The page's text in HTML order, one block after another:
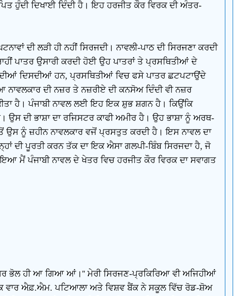
ਹੁੰਦੀ ਦਿਖਾਈ ਦਿੰਦੀ ਹੈ। ਇਹ ਹਰਜੀਤ ਕੌਰ ਵਿਰਕ ਦੀ ਅੰਤਰ-
ਦੀ ਲੜੀ ਹੀ ਨਹੀਂ ਸਿਰਜਦੀ। ਨਾਵਲੀ-ਪਾਠ ਦੀ ਸਿਰਜਣਾ ਕਰਦੀ
ਪਾਤਰ ਉਸਾਰੀ ਕਰਦੀ ਹੋਈ ਉਹ ਪਾਤਰਾਂ ਤੇ ਪ੍ਰਸਥਿਤੀਆਂ ਦੇ
ਦਿਸਦੀਆਂ ਹਨ, ਪ੍ਰਸਥਿਤੀਆਂ ਵਿਚ ਫਸੇ ਪਾਤਰ ਛਟਪਟਾਉਂਦੇ
ਦੀ ਨਜ਼ਰ ਤੇ ਨਜ਼ਰੀਏ ਦੀ ਕਨਸੋਅ ਦਿੰਦੀ ਵੀ ਨਜ਼ਰ
ਹੈ। ਪੰਜਾਬੀ ਨਾਵਲ ਲਈ ਇਹ ਇਕ ਸ਼ੁਭ ਸ਼ਗਨ ਹੈ। ਕਿਉਂਕਿ
ਦੀ ਭਾਸ਼ਾ ਦਾ ਰਜਿਸਟਰ ਕਾਫੀ ਅਮੀਰ ਹੈ। ਉਹ ਭਾਸ਼ਾ ਨੂੰ ਅਰਥ-
ਨੂੰ ਜ਼ਹੀਨ ਨਾਵਲਕਾਰ ਵਜੋਂ ਪ੍ਰਸਤੁਤ ਕਰਦੀ ਹੈ। ਇਸ ਨਾਵਲ ਦਾ
ਦੀ ਪੂਰਤੀ ਕਰਨ ਤੱਕ ਦਾ ਇਕ ਐਸਾ ਗਲਪੀ-ਬਿੰਬ ਸਿਰਜਦਾ ਹੈ, ਜੋ
ਮੈਂ ਪੰਜਾਬੀ ਨਾਵਲ ਦੇ ਖੇਤਰ ਵਿਚ ਹਰਜੀਤ ਕੌਰ ਵਿਰਕ ਦਾ ਸਵਾਗਤ
ਭੋਲ ਹੀ ਆ ਗਿਆ ਆਂ।'' ਮੇਰੀ ਸਿਰਜਣ-ਪ੍ਰਕਿਰਿਆ ਵੀ ਅਜਿਹੀਆਂ
ਵਾਰ ਐਫ਼.ਐਮ. ਪਟਿਆਲਾ ਅਤੇ ਵਿਸ਼ਵ ਬੈਂਕ ਨੇ ਸਕੂਲ ਵਿੱਚ ਰੋਡ-ਸ਼ੋਅ